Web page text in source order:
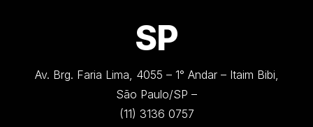
SP
Av. Brg. Faria Lima, 4055 – 1° Andar – Itaim Bibi,
São Paulo/SP –
(11) 3136 0757